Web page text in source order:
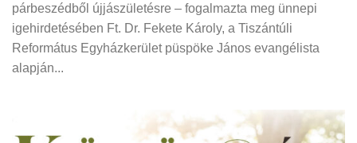
párbeszédből újjászületésre – fogalmazta meg ünnepi
igehirdetésében Ft. Dr. Fekete Károly, a Tiszántúli
Református Egyházkerület püspöke János evangélista
alapján...